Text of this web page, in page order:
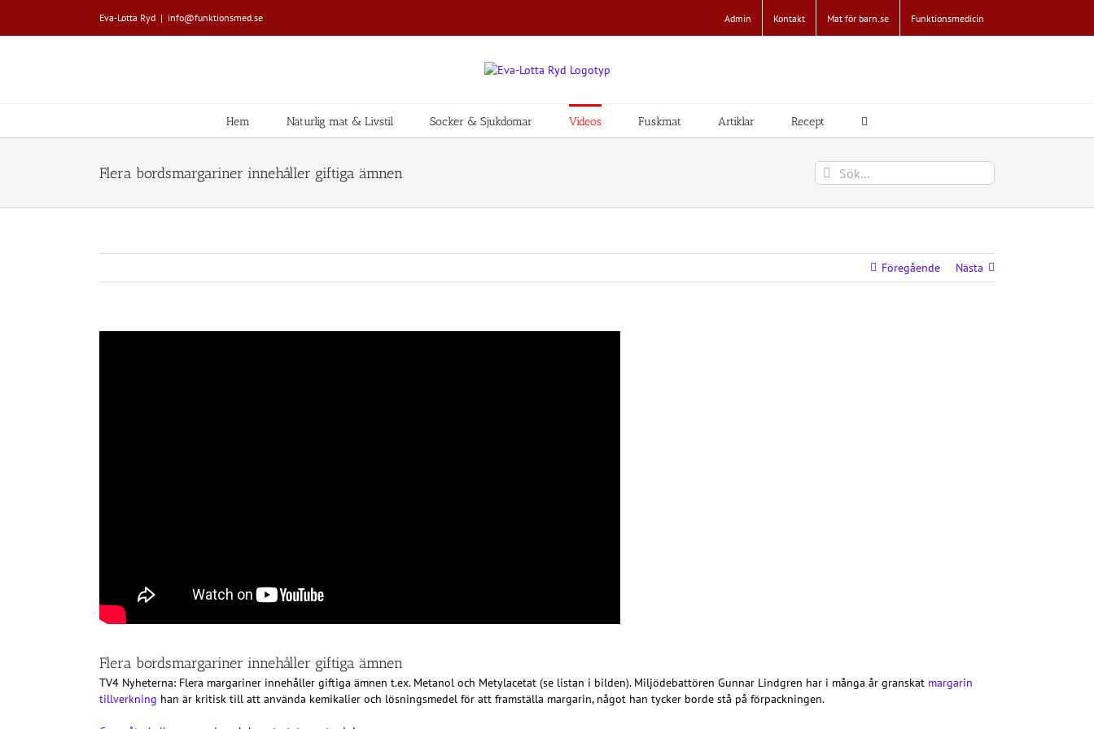
innehållet
Eva-Lotta Ryd | info@funktionsmed.se Admin Kontakt Mat för barn.se Funktionsmedicin
Hem Naturlig mat & Livstil Socker & Sjukdomar Videos Fuskmat Artiklar Recept
Flera bordsmargariner innehåller giftiga ämnen
Sök
efter:
Föregående Nästa
Flera bordsmargariner innehåller giftiga ämnen
TV4 Nyheterna: Flera margariner innehåller giftiga ämnen t.ex. Metanol och Metylacetat (se listan i bilden). Miljödebattören Gunnar Lindgren har i många år granskat margarin
tillverkning han är kritisk till att använda kemikalier och lösningsmedel för att framställa margarin, något han tycker borde stå på förpackningen.